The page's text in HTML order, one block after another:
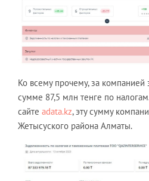
Ко всему прочему, за компанией
сумме 87,5 млн тенге по
сайте adata.kz, эту сумму
Жетысуского района Алматы.